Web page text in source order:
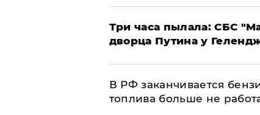
Три часа пылала: СБС
дворца Путина у
​В РФ заканчивается
топлива больше не